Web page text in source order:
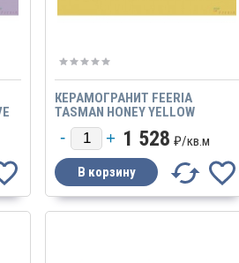
КЕРАМОГРАНИТ FEERIA
TASMAN HONEY YELLOW
ЖЕЛТЫЙ ТАСМАНИЙСКИЙ МЕД
GTF 467 600Х600 МАТОВЫЙ
1 528 ₽/кв.м